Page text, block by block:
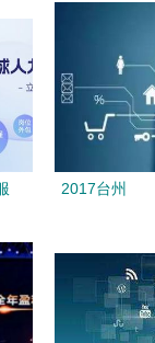
2017台州
强企业榜单
揭晓 数字
技术服务领